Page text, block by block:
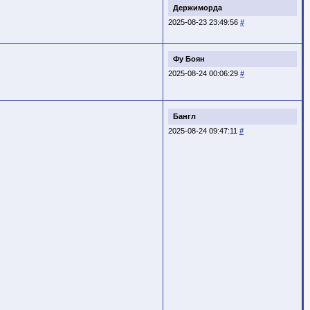
Держиморда
2025-08-23 23:49:56 #
Фу Боян
2025-08-24 00:06:29 #
Бангл
2025-08-24 09:47:11 #